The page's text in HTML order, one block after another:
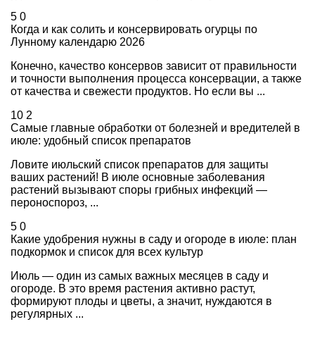
5 0
Когда и как солить и консервировать огурцы по
Лунному календарю 2026
Конечно, качество консервов зависит от правильности
и точности выполнения процесса консервации, а также
от качества и свежести продуктов. Но если вы ...
10 2
Самые главные обработки от болезней и вредителей в
июле: удобный список препаратов
Ловите июльский список препаратов для защиты
ваших растений! В июле основные заболевания
растений вызывают споры грибных инфекций —
пероноспороз, ...
5 0
Какие удобрения нужны в саду и огороде в июле: план
подкормок и список для всех культур
Июль — один из самых важных месяцев в саду и
огороде. В это время растения активно растут,
формируют плоды и цветы, а значит, нуждаются в
регулярных ...